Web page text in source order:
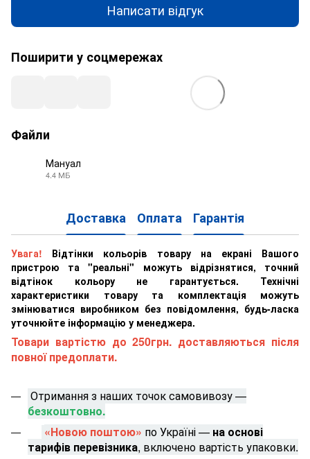
Написати відгук
Поширити у соцмережах
Файли
Мануал
4.4 МБ
Доставка Оплата Гарантія
Увага! Відтінки кольорів товару на екрані Вашого
пристрою та "реальні" можуть відрізнятися, точний
відтінок кольору не гарантується. Технічні
характеристики товару та комплектація можуть
змінюватися виробником без повідомлення, будь-ласка
уточнюйте інформацію у менеджера.
Товари вартістю до 250грн. доставляються після
повної предоплати.
Отримання з наших точок самовивозу —
безкоштовно.
«Новою поштою» по Україні — на основі
тарифів перевізника, включено вартість упаковки.